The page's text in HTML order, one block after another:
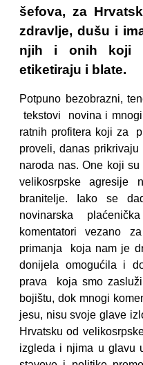
šefova, za
zdravlje, dušu i
njih i onih koji
etiketiraju i blate.
Potpuno bezobrazni,
tekstovi novina i
ratnih profitera koji za
proveli, danas
naroda nas. One koji
velikosrpske agresije
branitelje. Iako se
novinarska
komentatori vezano
primanja koja nam je
donijela omogućila i
prava koja smo
bojištu, dok mnogi
jesu, nisu svoje glave
Hrvatsku od
izgleda i njima u glavu